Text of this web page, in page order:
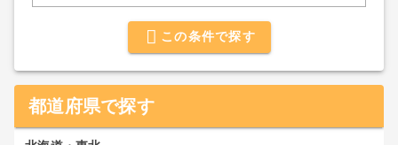
この条件で探す
都道府県で探す